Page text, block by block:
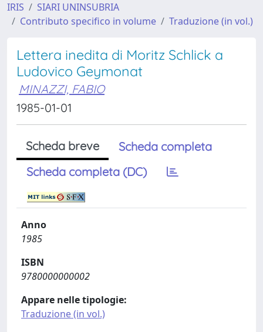
IRIS
SIARI UNINSUBRIA
Contributo specifico in volume
Traduzione (in vol.)
Lettera inedita di Moritz Schlick a
Ludovico Geymonat
MINAZZI, FABIO
1985-01-01
Scheda breve
Scheda completa
Scheda completa (DC)
Anno
1985
ISBN
9780000000002
Appare nelle tipologie:
Traduzione (in vol.)